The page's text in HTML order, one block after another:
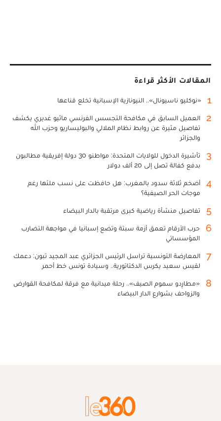
المقالات الأكثر قراءة
1 «نوكليو ناسيونال».. النيونازية الإسبانية تخلع قناعها
2
العميل السابق في مكافحة التجسس الفرنسي ماثيو غديري يكشف
تفاصيل مثيرة عن روابط نظام الملالي والبوليساريو وحزب الله
والجزائر
3
تأشيرة الدخول للولايات المتحدة: مواطنو 30 دولة إفريقية مطالبون
بدفع كفالة تصل إلى 20 ألف دولار
4
أضخم ثلاثة سدود بالمغرب: هل حافظت على نسب ملئها رغم
موجات الحر الصيفية؟
5 تفاصيل منشأة رياضية كبرى مرتقبة بالدار البيضاء
6
حرب الأرقام تعمق أزمة سبتة وتضع إسبانيا في مواجهة التضارب
المؤسساتي
7
المعارضة التونسية تراسل الرئيس الجزائري عبد المجيد تبون: دعمك
لقيس سعيد يكرس الدكتاتورية.. وسيادة تونس خط أحمر
8
«مطارِدو سموم الصيف».. رحلة ميدانية مع فرقة لمكافحة القوارض
والزواحف بشوارع الدار البيضاء